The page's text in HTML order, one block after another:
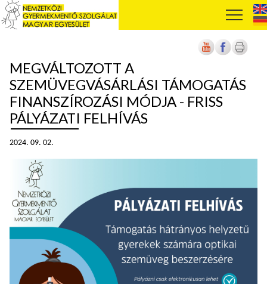
MEGVÁLTOZOTT A
SZEMÜVEGVÁSÁRLÁSI TÁMOGATÁS
FINANSZÍROZÁSI MÓDJA - FRISS
PÁLYÁZATI FELHÍVÁS
2024. 09. 02.